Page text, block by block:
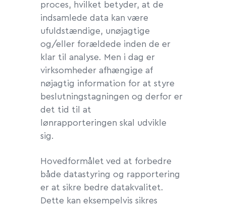
proces, hvilket betyder, at de
indsamlede data kan være
ufuldstændige, unøjagtige
og/eller forældede inden de er
klar til analyse. Men i dag er
virksomheder afhængige af
nøjagtig information for at styre
beslutningstagningen og derfor er
det tid til at
lønrapporteringen skal udvikle
sig.
Hovedformålet ved at forbedre
både datastyring og rapportering
er at sikre bedre datakvalitet.
Dette kan eksempelvis sikres